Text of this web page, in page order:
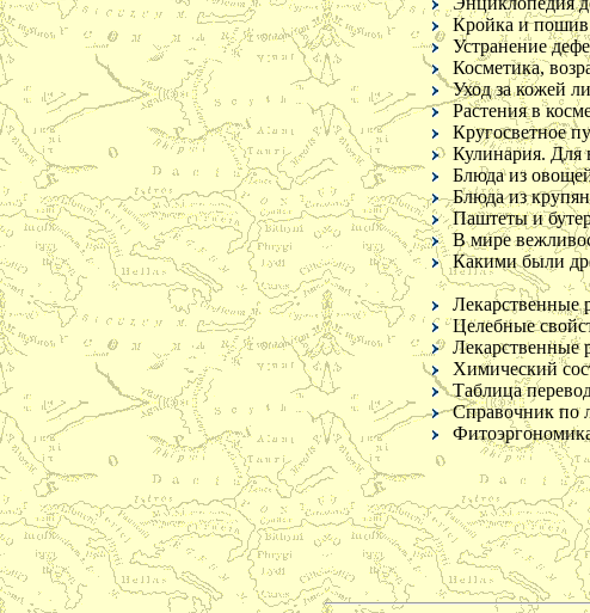
Приложение к журналу
«Крестьянка»
Справочник по
лечебному питанию
Кройка и
Устранение
Косметика,
Уход за кожей
Растения в
Кругосветное
Кулинария. Для
Блюда из
Блюда из
Паштеты и
В мире
Какими были
Лекарственные
Целебные
Лекарственные
Химический
Таблица
Справочник по